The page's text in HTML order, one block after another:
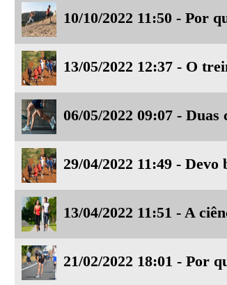
10/10/2022 11:50 - Por
13/05/2022 12:37 - O
06/05/2022 09:07 -
29/04/2022 11:49 -
13/04/2022 11:51 - A
21/02/2022 18:01 - Por